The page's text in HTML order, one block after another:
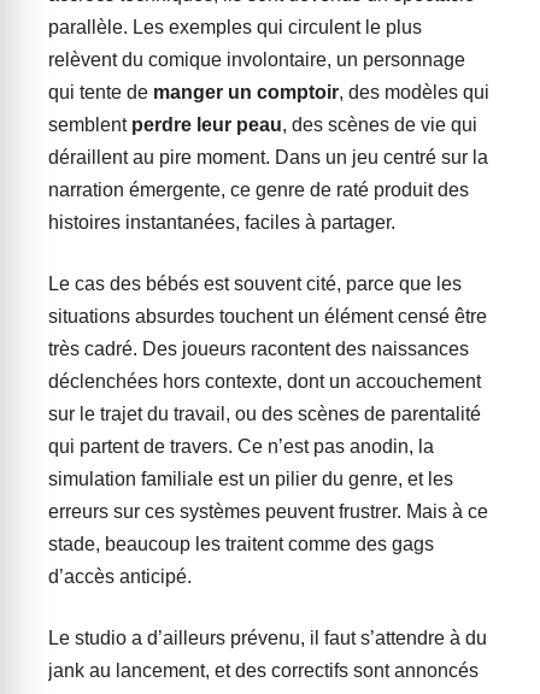
parallèle. Les exemples qui circulent le plus
relèvent du comique involontaire, un personnage
qui tente de manger un comptoir, des modèles qui
semblent perdre leur peau, des scènes de vie qui
déraillent au pire moment. Dans un jeu centré sur la
narration émergente, ce genre de raté produit des
histoires instantanées, faciles à partager.
Le cas des bébés est souvent cité, parce que les
situations absurdes touchent un élément censé être
très cadré. Des joueurs racontent des naissances
déclenchées hors contexte, dont un accouchement
sur le trajet du travail, ou des scènes de parentalité
qui partent de travers. Ce n’est pas anodin, la
simulation familiale est un pilier du genre, et les
erreurs sur ces systèmes peuvent frustrer. Mais à ce
stade, beaucoup les traitent comme des gags
d’accès anticipé.
Le studio a d’ailleurs prévenu, il faut s’attendre à du
jank au lancement, et des correctifs sont annoncés